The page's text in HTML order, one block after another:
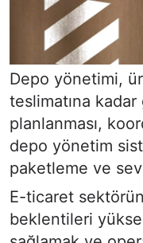
Depo yönetimi,
teslimatına
planlanması,
depo yönetim
paketleme ve
E-ticaret
beklentileri